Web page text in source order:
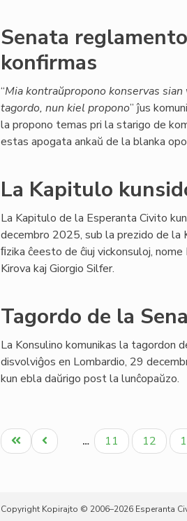
Senata
konfirmas
“Mia kontraŭpropono konservas
tagordo, nun kiel propono” ĵus
la propono temas pri la starigo de
estas apogata ankaŭ de la blanka
La Kapitulo
La Kapitulo de la Esperanta Civito
decembro 2025, sub la prezido de la
ﬁzika ĉeesto de ĉiuj vickonsuloj,
Kirova kaj Giorgio Silfer.
Tagordo de la
La Konsulino komunikas la tagordon
disvolviĝos en Lombardio, 29
kun ebla daŭrigo post la lunĉopaŭzo.
Pagination
Unua
paĝo
Antaŭa
paĝo
… Paĝo
11 Paĝo
12
Copyright Kopirajto © 2006–2026 Esperanta